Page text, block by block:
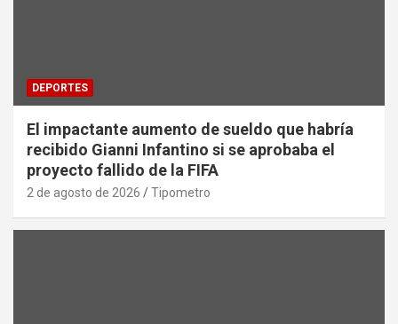
DEPORTES
El impactante aumento de sueldo que habría
recibido Gianni Infantino si se aprobaba el
proyecto fallido de la FIFA
2 de agosto de 2026 Tipometro